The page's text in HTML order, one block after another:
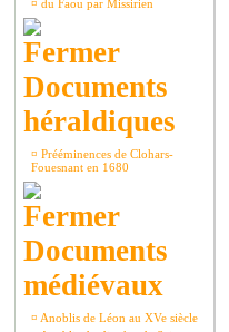
¤ du Faou par Missirien
Documents
héraldiques
¤ Prééminences de Clohars-
Fouesnant en 1680
Documents
médiévaux
¤ Anoblis de Léon au XVe siècle